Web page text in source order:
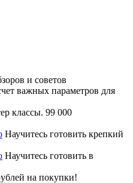
и советов
важных параметров для
классы. 99 000
Научитесь готовить крепкий
Научитесь готовить в
на покупки!